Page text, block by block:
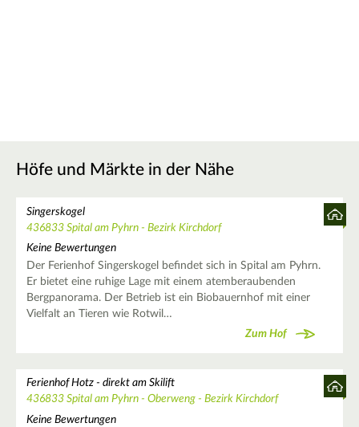
Höfe und Märkte in der Nähe
Singerskogel
436833 Spital am Pyhrn - Bezirk Kirchdorf
Keine Bewertungen
Der Ferienhof Singerskogel befindet sich in Spital am Pyhrn.
Er bietet eine ruhige Lage mit einem atemberaubenden
Bergpanorama. Der Betrieb ist ein Biobauernhof mit einer
Vielfalt an Tieren wie Rotwil…
Zum Hof
Ferienhof Hotz - direkt am Skilift
436833 Spital am Pyhrn - Oberweng - Bezirk Kirchdorf
Keine Bewertungen